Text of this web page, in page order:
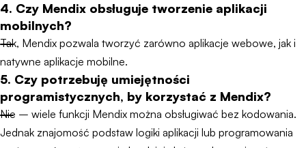
4. Czy Mendix obsługuje tworzenie aplikacji
mobilnych?
Tak, Mendix pozwala tworzyć zarówno aplikacje webowe, jak i
natywne aplikacje mobilne.
5. Czy potrzebuję umiejętności
programistycznych, by korzystać z Mendix?
Nie – wiele funkcji Mendix można obsługiwać bez kodowania.
Jednak znajomość podstaw logiki aplikacji lub programowania